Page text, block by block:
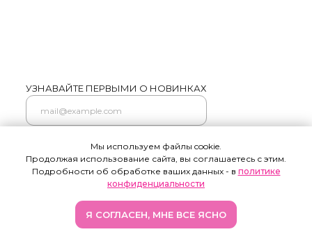
Мы используем файлы cookie.
Продолжая использование сайта, вы соглашаетесь с этим.
Подробности об обработке ваших данных - в политике
конфиденциальности
Я СОГЛАСЕН, МНЕ ВСЕ ЯСНО
УЗНАВАЙТЕ ПЕРВЫМИ О НОВИНКАХ
Подписаться
обработку моих персональных данных и ознакомлен (а) с
условиями Политики конфиденциальности, Также я
выражаю свое Согласие с ч.1 ст.18 ФЗ от 13/03/2006 №38-ФЗ "О
рекламе" на направление мне на указанную мной
информационных сообщений